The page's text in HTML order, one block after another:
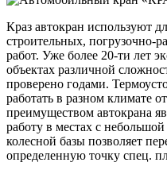
Краз автокран используют
строительных, погрузочно-
работ. Уже более 20-ти лет
объектах различной
проверено годами.
работать в разном климате
преимуществом автокрана
работу в местах с
колесной базы позволяет
определенную точку спец.